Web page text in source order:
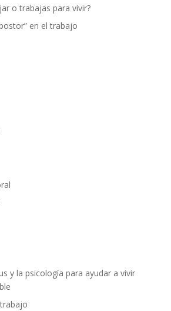
o trabajas para vivir?
en el trabajo
y la psicología para ayudar a vivir